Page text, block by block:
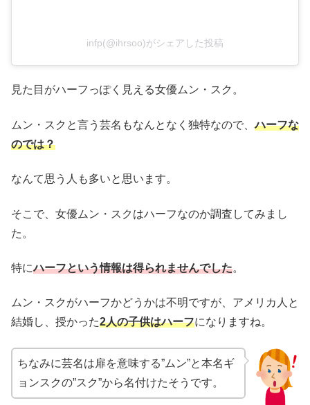
infp(@ihrsoo)がシェアした投稿
見た目がハーフっぽく見える女優ムン・スク。
ムン・スクと言う芸名もなんとなく独特なので、ハーフな
のでは？
なんて思う人も多いと思います。
そこで、女優ムン・スクはハーフなのか調査してみまし
た。
特にハーフという情報は得られませんでした。
ムン・スクがハーフかどうかは不明ですが、アメリカ人と
結婚し、授かった2人の子供はハーフになりますね。
ちなみに芸名は扉を意味する”ムン”と本名ギ
ョンスクの”スク”から名付けたそうです。